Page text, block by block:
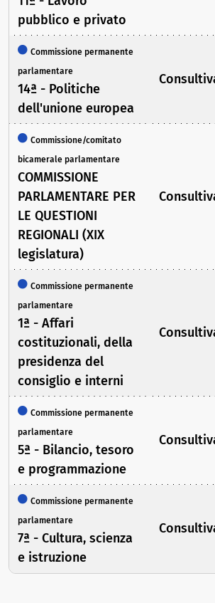
pubblico e privato
Commissione permanente
parlamentare
14ª - Politiche
dell'unione europea
Commissione/comitato
bicamerale parlamentare
COMMISSIONE
PARLAMENTARE PER
LE QUESTIONI
REGIONALI (XIX
legislatura)
Commissione permanente
parlamentare
1ª - Affari
costituzionali, della
presidenza del
consiglio e interni
Commissione permanente
parlamentare
5ª - Bilancio, tesoro
e programmazione
Commissione permanente
parlamentare
7ª - Cultura, scienza
e istruzione